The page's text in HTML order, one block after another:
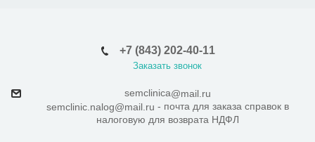
+7 (843) 202-40-11
Заказать звонок
semclinica@mail.ru
semclinic.nalog@mail.ru - почта для заказа справок в
налоговую для возврата НДФЛ